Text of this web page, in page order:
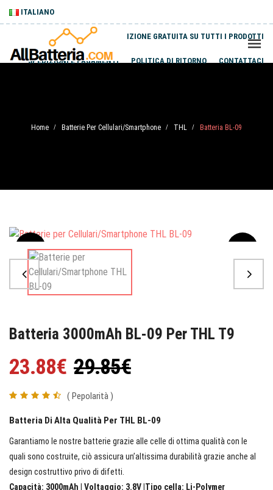
ITALIANO
SPEDIZIONE GRATUITA SU TUTTI I PRODOTTI
SPEDIZIONI E PAGAMENTI POLITICA DI RITORNO CONTATTACI
Home / Batterie Per Cellulari/Smartphone / THL / Batteria BL-09
Sale
Batteria 3000mAh BL-09 Per THL T9
23.88€ 29.85€
( Pepolarità )
Batteria Di Alta Qualità Per THL BL-09
Garantiamo le nostre batterie grazie alle celle di ottima qualità con le
quali sono costruite, ciò assicura un’altissima durabilità grazie anche al
design costruttivo privo di difetti.
Capacità: 3000mAh | Voltaggio: 3.8V |Tipo cella: Li-Polymer